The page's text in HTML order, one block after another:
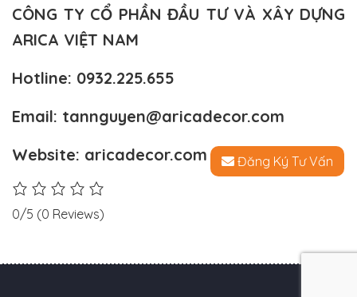
CÔNG TY CỔ PHẦN ĐẦU TƯ VÀ XÂY DỰNG
ARICA VIỆT NAM
Hotline: 0932.225.655
Email: tannguyen@aricadecor.com
Website: aricadecor.com
0/5 (0 Reviews)
Đăng Ký Tư Vấn